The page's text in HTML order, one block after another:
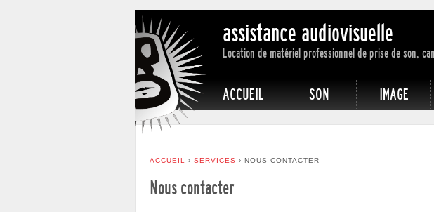
assistance audiovisuelle
Location de matériel professionnel de prise de son,
ACCUEIL SON IMAGE
ACCUEIL › SERVICES › NOUS CONTACTER
Nous contacter